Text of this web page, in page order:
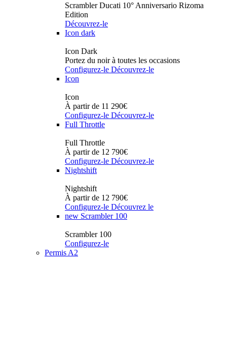
Scrambler Ducati 10° Anniversario Rizoma
Edition
Découvrez-le
Icon dark
Icon Dark
Portez du noir à toutes les occasions
Configurez-le Découvrez-le
Icon
Icon
À partir de 11 290€
Configurez-le Découvrez-le
Full Throttle
Full Throttle
À partir de 12 790€
Configurez-le Découvrez-le
Nightshift
Nightshift
À partir de 12 790€
Configurez-le Découvrez le
new Scrambler 100
Scrambler 100
Configurez-le
Permis A2